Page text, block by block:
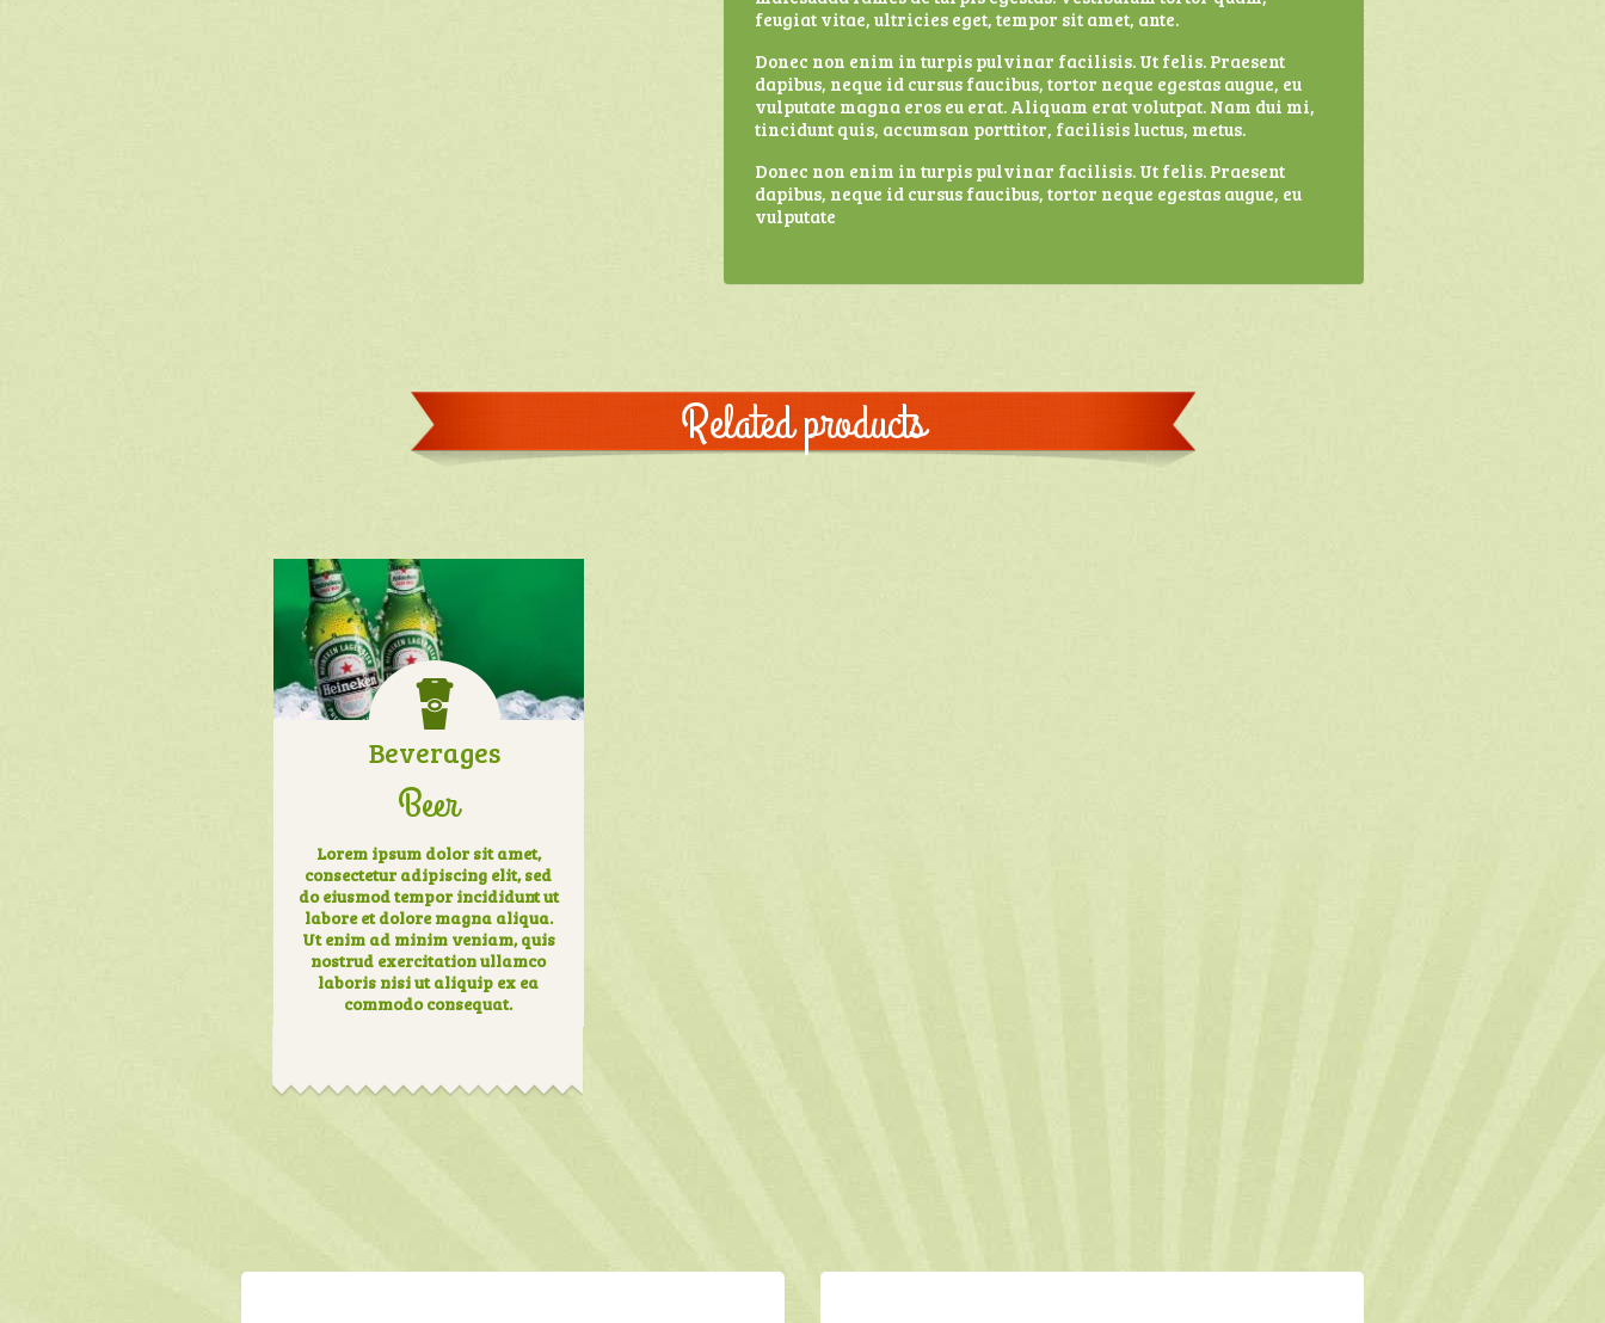
feugiat vitae, ultricies eget, tempor sit amet, ante.
Donec non enim in turpis pulvinar facilisis. Ut felis. Praesent
dapibus, neque id cursus faucibus, tortor neque egestas augue, eu
vulputate magna eros eu erat. Aliquam erat volutpat. Nam dui mi,
tincidunt quis, accumsan porttitor, facilisis luctus, metus.
Donec non enim in turpis pulvinar facilisis. Ut felis. Praesent
dapibus, neque id cursus faucibus, tortor neque egestas augue, eu
vulputate
Related products
Beverages
Beer
Lorem ipsum dolor sit amet,
consectetur adipiscing elit, sed
do eiusmod tempor incididunt ut
labore et dolore magna aliqua.
Ut enim ad minim veniam, quis
nostrud exercitation ullamco
laboris nisi ut aliquip ex ea
commodo consequat.